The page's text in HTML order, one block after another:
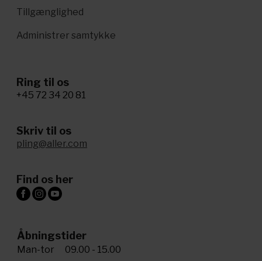
Tillgænglighed
Administrer samtykke
Ring til os
+45 72 34 20 81
Skriv til os
pling@aller.com
Find os her
Åbningstider
Man-tor
09.00 - 15.00